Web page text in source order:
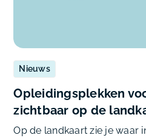
Nieuws
Opleidingsplekken
zichtbaar op de
Op de landkaart zie je waar